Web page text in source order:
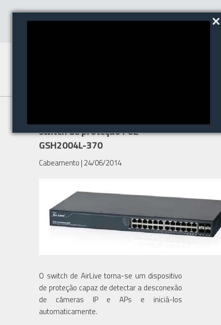
switch de proteção PoE-
GSH2004L-370
Cabeamento | 24/06/2014
O switch de AirLive torna-se um dispositivo
de proteção capaz de detectar a desconexão
de câmeras IP e APs e iniciá-los
automaticamente.